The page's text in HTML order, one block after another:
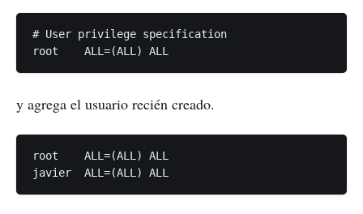
# User privilege specification
y agrega el usuario recién creado.
root    ALL=(ALL) ALL